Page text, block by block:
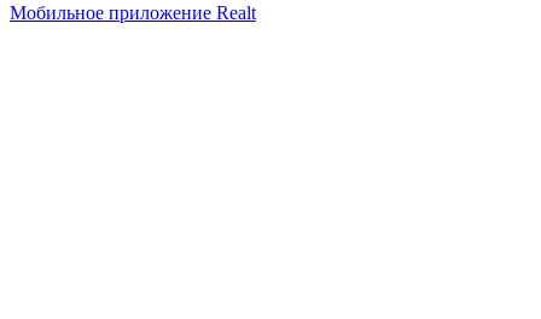
Мобильное приложение Realt